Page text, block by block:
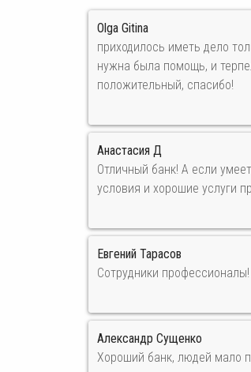
Olga Gitina
приходилось иметь дело
нужна была помощь, и
положительный, спасибо!
Анастасия Д
Отличный банк! А если
условия и хорошие услуги
Евгений Тарасов
Сотрудники профессионалы!
Александр Сущенко
Хороший банк, людей мало